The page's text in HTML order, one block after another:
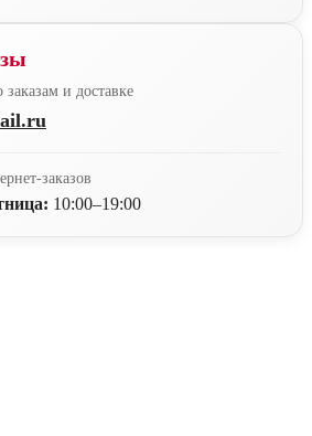
и доставке
заказов
10:00–19:00